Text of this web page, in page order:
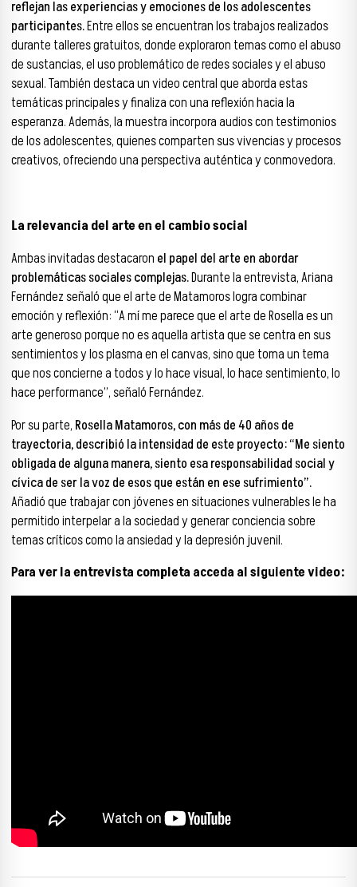
reflejan las experiencias y emociones de los adolescentes
participantes.Entre ellos se encuentran los trabajos realizados
durante talleres gratuitos, donde exploraron temas como el abuso
de sustancias, el uso problemático de redes sociales y el abuso
sexual. También destaca un video central que aborda estas
temáticas principales y finaliza con una reflexión hacia la
esperanza. Además, la muestra incorpora audios con testimonios
de los adolescentes, quienes comparten sus vivencias y procesos
creativos, ofreciendo una perspectiva auténtica y conmovedora.
La relevancia del arte en el cambio social
Ambas invitadas destacaron el papel del arte en abordar
problemáticas sociales complejas.Durante la entrevista, Ariana
Fernández señaló que el arte de Matamoros logra combinar
emoción y reflexión: “A mí me parece que el arte de Rosella es un
arte generoso porque no es aquella artista que se centra en sus
sentimientos y los plasma en el canvas, sino que toma un tema
que nos concierne a todos y lo hace visual, lo hace sentimiento, lo
hace performance”, señaló Fernández.
Por su parte, Rosella Matamoros, con más de 40 años de
trayectoria, describió la intensidad de este proyecto: “Me siento
obligada de alguna manera, siento esa responsabilidad social y
cívica de ser la voz de esos que están en ese sufrimiento”.
Añadió que trabajar con jóvenes en situaciones vulnerables le ha
permitido interpelar a la sociedad y generar conciencia sobre
temas críticos como la ansiedad y la depresión juvenil.
Para ver la entrevista completa acceda al siguiente video: